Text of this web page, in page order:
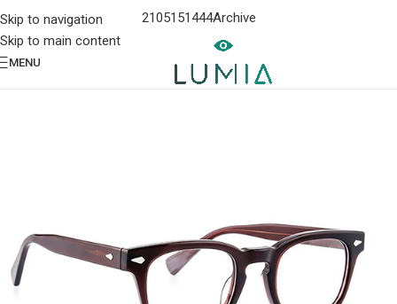
Skip to navigation
Skip to main content
2105151444Archive
MENU